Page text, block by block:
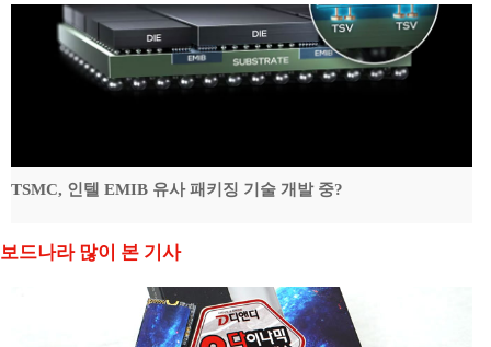
TSMC, 인텔 EMIB 유사 패키징 기술 개발 중?
보드나라 많이 본 기사